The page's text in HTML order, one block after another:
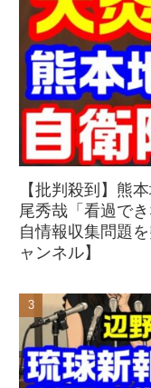
【批判殺到】熊
尾秀哉「看過で
自情報収集問題
ャンネル】